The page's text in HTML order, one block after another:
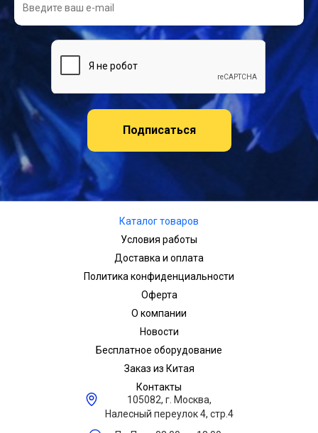
Подписаться
Каталог товаров
Условия работы
Доставка и оплата
Политика конфиденциальности
Оферта
О компании
Новости
Бесплатное оборудование
Заказ из Китая
Контакты
105082, г. Москва,
Налесный переулок 4, стр.4